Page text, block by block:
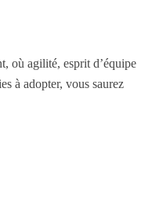
où agilité, esprit d’équipe
à adopter, vous saurez